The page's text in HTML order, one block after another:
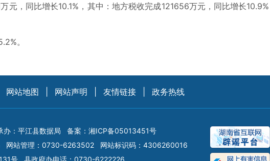
，同比增长10.1%，其中：地方税收完成121656万元，同比增长
。
网站地图 网站声明 友情链接 政务热线
办：平江县数据局 备案： 湘ICP备05013451号
网站管理：0730-6263502
网站标识码：4306260016
号
县政府办电话：0730-6222226